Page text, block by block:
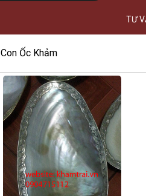
TƯ
Con Ốc Khảm